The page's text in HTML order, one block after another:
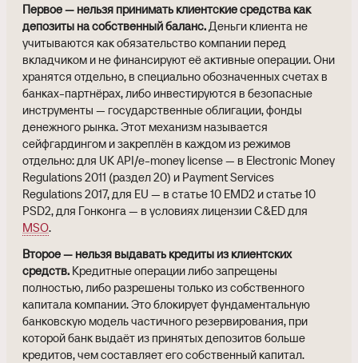
Первое — нельзя принимать клиентские средства как
депозиты на собственный баланс. Деньги клиента не
учитываются как обязательство компании перед
вкладчиком и не финансируют её активные операции. Они
хранятся отдельно, в специально обозначенных счетах в
банках-партнёрах, либо инвестируются в безопасные
инструменты — государственные облигации, фонды
денежного рынка. Этот механизм называется
сейфгардингом и закреплён в каждом из режимов
отдельно: для UK API/e-money license — в Electronic Money
Regulations 2011 (раздел 20) и Payment Services
Regulations 2017, для EU — в статье 10 EMD2 и статье 10
PSD2, для Гонконга — в условиях лицензии C&ED для
MSO.
Второе — нельзя выдавать кредиты из клиентских
средств. Кредитные операции либо запрещены
полностью, либо разрешены только из собственного
капитала компании. Это блокирует фундаментальную
банковскую модель частичного резервирования, при
которой банк выдаёт из принятых депозитов больше
кредитов, чем составляет его собственный капитал.